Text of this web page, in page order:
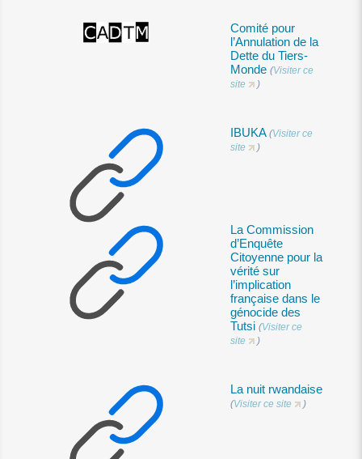
Comité pour
l’Annulation de la
Dette du Tiers-
Monde (Visiter ce
site
)
IBUKA (Visiter ce
site
)
La Commission
d’Enquête
Citoyenne pour la
vérité sur
l’implication
française dans le
génocide des
Tutsi (Visiter ce
site
)
La nuit rwandaise
(Visiter ce site )